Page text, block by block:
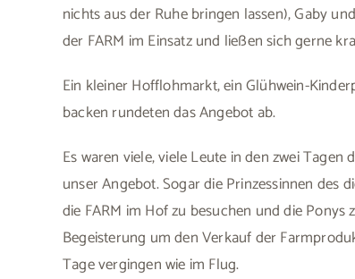
nichts aus der Ruhe bringen lassen), Gaby
der FARM im Einsatz und ließen sich gerne
Ein kleiner Hofflohmarkt, ein Glühwein-
backen rundeten das Angebot ab.
Es waren viele, viele Leute in den zwei
unser Angebot. Sogar die Prinzessinnen des
die FARM im Hof zu besuchen und die
Begeisterung um den Verkauf der
Tage vergingen wie im Flug.